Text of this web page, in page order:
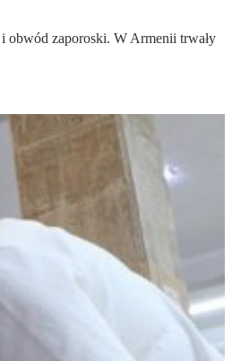
obwód zaporoski. W Armenii trwały